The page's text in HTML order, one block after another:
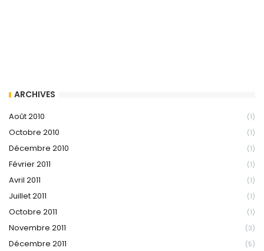
ARCHIVES
Août 2010 (1)
Octobre 2010 (1)
Décembre 2010 (1)
Février 2011 (1)
Avril 2011 (1)
Juillet 2011 (1)
Octobre 2011 (1)
Novembre 2011 (3)
Décembre 2011 (5)